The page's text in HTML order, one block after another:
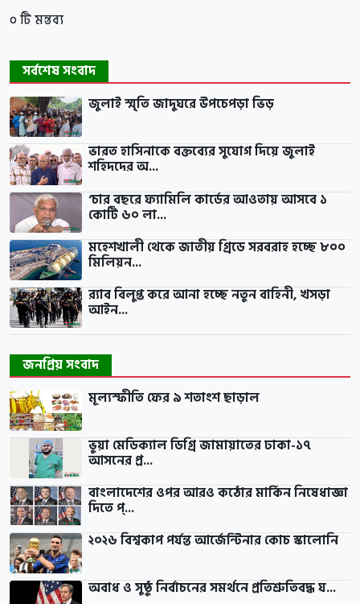
০ টি মন্তব্য
সর্বশেষ সংবাদ
জুলাই স্মৃতি জাদুঘরে উপচেপড়া ভিড়
ভারত হাসিনাকে বক্তব্যের সুযোগ দিয়ে জুলাই
শহিদদের অ...
‘চার বছরে ফ্যামিলি কার্ডের আওতায় আসবে ১
কোটি ৬০ লা...
মহেশখালী থেকে জাতীয় গ্রিডে সরবরাহ হচ্ছে ৮০০
মিলিয়ন...
র‍্যাব বিলুপ্ত করে আনা হচ্ছে নতুন বাহিনী, খসড়া
আইন...
জনপ্রিয় সংবাদ
মূল্যস্ফীতি ফের ৯ শতাংশ ছাড়াল
ভুয়া মেডিক্যাল ডিগ্রি জামায়াতের ঢাকা-১৭
আসনের প্র...
বাংলাদেশের ওপর আরও কঠোর মার্কিন নিষেধাজ্ঞা
দিতে প্...
২০২৬ বিশ্বকাপ পর্যন্ত আর্জেন্টিনার কোচ স্কালোনি
অবাধ ও সুষ্ঠু নির্বাচনের সমর্থনে প্রতিশ্রুতিবদ্ধ য...